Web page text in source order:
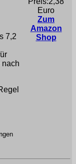
7,2
nach
Euro
Zum
Amazon
Shop